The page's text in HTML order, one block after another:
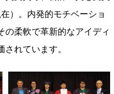
）。内発的モチベーショ
の柔軟で革新的なアイディ
れています。